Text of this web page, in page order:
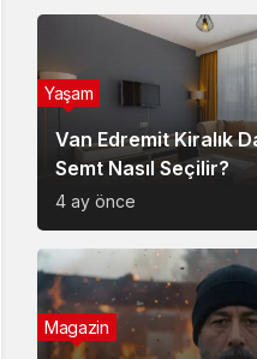
Van Edremit Kiralık
Semt Nasıl Seçilir?
4 ay önce
Yaşam
Magazin